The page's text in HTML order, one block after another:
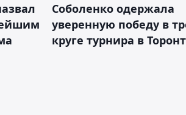
Соболенко одержала
уверенную победу в
круге турнира в